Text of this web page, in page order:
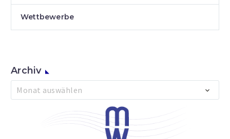
Wettbewerbe
Archiv
Archiv
Monat auswählen